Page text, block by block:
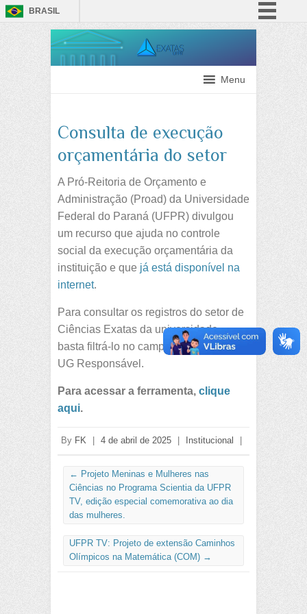
BRASIL
ParticipeMenu
Consulta de execução
orçamentária do setor
A Pró-Reitoria de Orçamento e
Administração (Proad) da Universidade
Federal do Paraná (UFPR) divulgou
um recurso que ajuda no controle
social da execução orçamentária da
instituição e que já está disponível na
internet.
Para consultar os registros do setor de
Ciências Exatas da universidade,
basta filtrá-lo no campo denominado
UG Responsável.
Para acessar a ferramenta, clique
aqui.
By FK | 4 de abril de 2025 | Institucional |
← Projeto Meninas e Mulheres nas
Ciências no Programa Scientia da UFPR
TV, edição especial comemorativa ao dia
das mulheres.
UFPR TV: Projeto de extensão Caminhos
Olímpicos na Matemática (COM) →